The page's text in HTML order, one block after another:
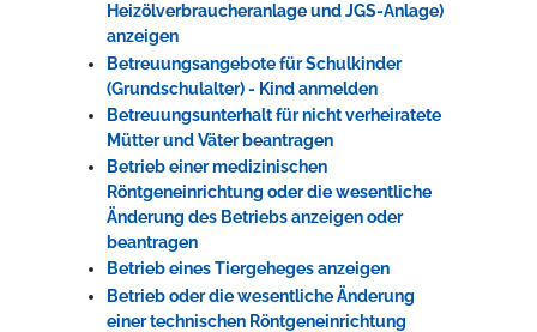
Heizölverbraucheranlage und JGS-Anlage)
anzeigen
Betreuungsangebote für Schulkinder
(Grundschulalter) - Kind anmelden
Betreuungsunterhalt für nicht verheiratete
Mütter und Väter beantragen
Betrieb einer medizinischen
Röntgeneinrichtung oder die wesentliche
Änderung des Betriebs anzeigen oder
beantragen
Betrieb eines Tiergeheges anzeigen
Betrieb oder die wesentliche Änderung
einer technischen Röntgeneinrichtung